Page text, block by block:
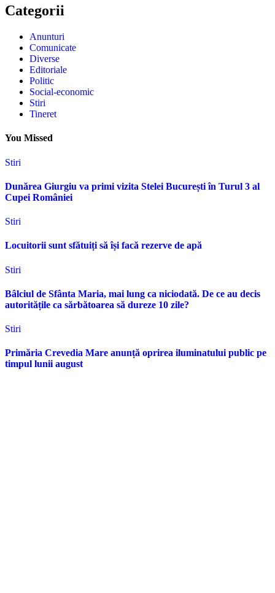
Categorii
Anunturi
Comunicate
Diverse
Editoriale
Politic
Social-economic
Stiri
Tineret
You Missed
Stiri
Dunărea Giurgiu va primi vizita Stelei București în Turul 3 al
Cupei României
Stiri
Locuitorii sunt sfătuiți să își facă rezerve de apă
Stiri
Bâlciul de Sfânta Maria, mai lung ca niciodată. De ce au decis
autoritățile ca sărbătoarea să dureze 10 zile?
Stiri
Primăria Crevedia Mare anunță oprirea iluminatului public pe
timpul lunii august